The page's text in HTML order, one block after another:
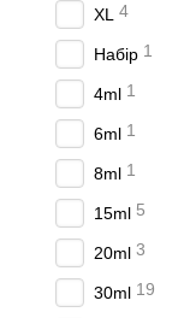
XL 4
Набір 1
4ml 1
6ml 1
8ml 1
15ml 5
20ml 3
30ml 19